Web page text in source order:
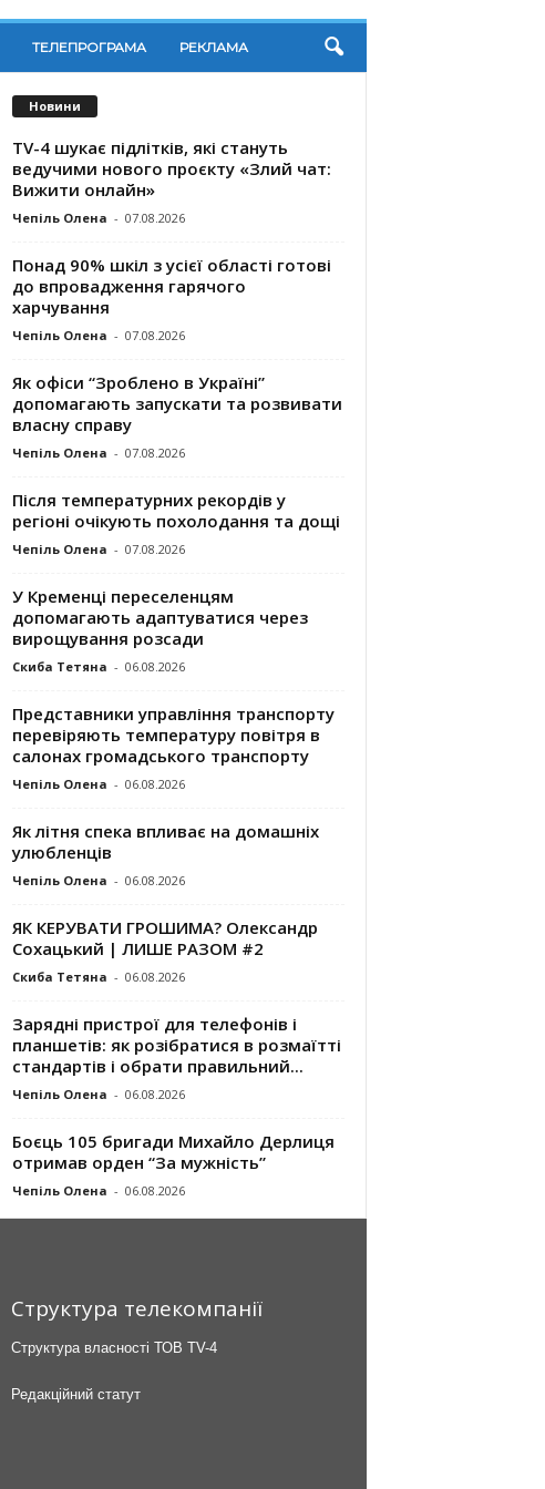
ТЕЛЕПРОГРАМА РЕКЛАМА
Новини
TV-4 шукає підлітків, які стануть
ведучими нового проєкту «Злий чат:
Вижити онлайн»
Чепіль Олена - 07.08.2026
Понад 90% шкіл з усієї області готові
до впровадження гарячого
харчування
Чепіль Олена - 07.08.2026
Як офіси “Зроблено в Україні”
допомагають запускaти та розвивати
власну справу
Чепіль Олена - 07.08.2026
Після температурних рекордів у
регіоні очікують похолодання та дощі
Чепіль Олена - 07.08.2026
У Кременці переселенцям
допомагають адаптуватися через
вирощування розсади
Скиба Тетяна - 06.08.2026
Представники управління транспорту
перевіряють температуру повітря в
салонах громадського транспорту
Чепіль Олена - 06.08.2026
Як літня спека впливає на домашніх
улюбленців
Чепіль Олена - 06.08.2026
ЯК КЕРУВАТИ ГРОШИМА? Олександр
Сохацький | ЛИШЕ РАЗОМ #2
Скиба Тетяна - 06.08.2026
Зарядні пристрої для телефонів і
планшетів: як розібратися в розмаїтті
стандартів і обрати правильний...
Чепіль Олена - 06.08.2026
Боєць 105 бригади Михайло Дерлиця
отримав орден “За мужність”
Чепіль Олена - 06.08.2026
Структура телекомпанії
Структура власності ТОВ TV-4
Редакційний статут